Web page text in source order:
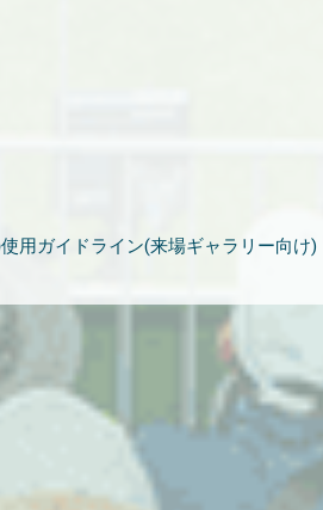
用ガイドライン(来場ギャラリー向け)